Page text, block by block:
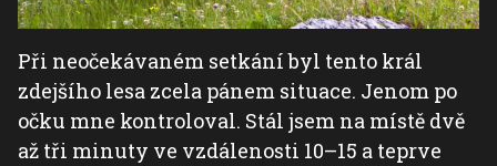
Při neočekávaném setkání byl tento král
zdejšího lesa zcela pánem situace. Jenom po
očku mne kontroloval. Stál jsem na místě dvě
až tři minuty ve vzdálenosti 10–15 a teprve